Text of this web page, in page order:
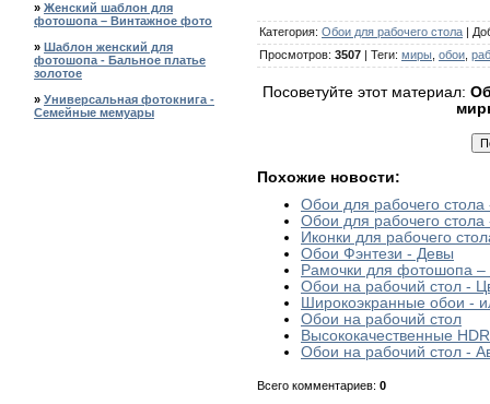
» Женский шаблон для
фотошопа – Винтажное фото
» Шаблон женский для
фотошопа - Бальное платье
золотое
» Универсальная фотокнига -
Семейные мемуары
Категория: Обои для рабочего стола |
Просмотров: 3507 | Теги: миры обои
Посоветуйте этот материал:
Похожие новости:
Обои для рабочего
Обои для рабочего
Иконки для рабочего
Обои Фэнтези - Девы
Рамочки для фотошопа
Обои на рабочий стол -
Широкоэкранные обои -
Обои на рабочий стол
Высококачественные
Обои на рабочий стол -
Всего комментариев: 0